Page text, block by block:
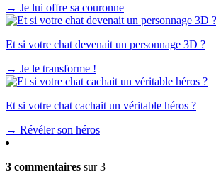
→ Je lui offre sa couronne
Et si votre chat devenait un personnage 3D ?
→ Je le transforme !
Et si votre chat cachait un véritable héros ?
→ Révéler son héros
3 commentaires sur 3